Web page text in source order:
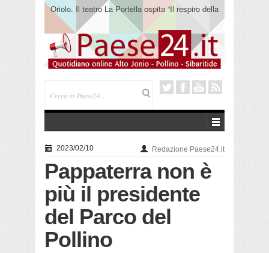
Oriolo. Il teatro La Portella ospita “Il respiro della
terra” del collettivo 365
2023/02/10 Redazione Paese24.it
Pappaterra non è
più il presidente
del Parco del
Pollino